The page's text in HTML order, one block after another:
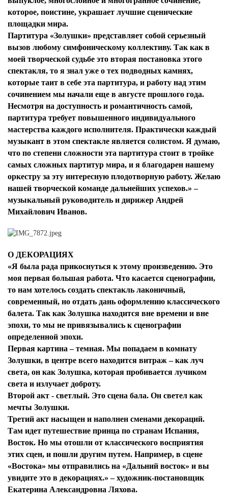
которое, поистине, украшает лучшие сценические
площадки мира.
Партитура «Золушки» представляет собой серьезный
вызов любому симфоническому коллективу. Так как в
моей творческой судьбе это вторая постановка этого
спектакля, то я знал уже о тех подводных камнях,
которые таит в себе эта партитура, и работу над этим
сочинением мы начали еще в августе прошлого года.
Несмотря на доступность и романтичность самой,
партитура требует повышенного индивидуального
мастерства каждого исполнителя. Практически каждый
музыкант в этом спектакле является солистом. Я думаю,
что по степени сложности эта партитура стоит в тройке
самых сложных партитур мира, и я благодарен нашему
оркестру за эту интересную плодотворную работу. Желаю
нашей творческой команде дальнейших успехов.» –
музыкальный руководитель и дирижер Андрей
Михайлович Иванов.
О ДЕКОРАЦИЯХ
«Я была рада прикоснуться к этому произведению. Это
моя первая большая работа. Что касается сценографии,
то нам хотелось создать спектакль лаконичный,
современный, но отдать дань оформлению классического
балета. Так как Золушка находится вне времени и вне
эпохи, то мы не привязывались к сценографии
определенной эпохи.
Первая картина – темная. Мы попадаем в комнату
Золушки, в центре всего находится витраж – как луч
света, он как Золушка, которая пробивается лучиком
света и излучает доброту.
Второй акт - светлый. Это сцена бала. Он светел как
мечты Золушки.
Третий акт насыщен и наполнен сменами декораций.
Там идет путешествие принца по странам Испания,
Восток. Но мы отошли от классического восприятия
этих сцен, и пошли другим путем. Например, в сцене
«Востока» мы отправились на «Дальний восток» и вы
увидите это в декорациях.» – художник-постановщик
Екатерина Александровна Ляхова.